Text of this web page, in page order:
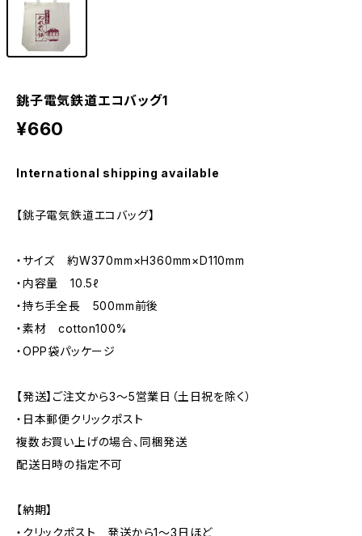
銚子電気鉄道エコバッグ1
¥660
International shipping available
【銚子電気鉄道エコバッグ】
・サイズ 約W370mm×H360mm×D110mm
・内容量 10.5ℓ
・持ち手全長 500mm前後
・素材 cotton100%
・OPP袋パッケージ
【発送】ご注文から3〜5営業日（土日祝を除く）
・日本郵便クリックポスト
複数お買い上げの場合、同梱発送
配送日時の指定不可
【納期】
・クリックポスト 発送から1〜3日ほど